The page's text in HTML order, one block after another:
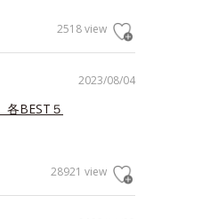
2518 view
2023/08/04
BEST５
28921 view